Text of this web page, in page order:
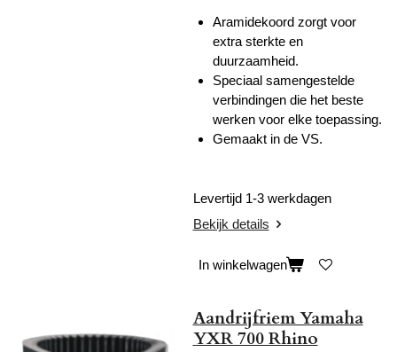
Aramidekoord zorgt voor
extra sterkte en
duurzaamheid.
Speciaal samengestelde
verbindingen die het beste
werken voor elke toepassing.
Gemaakt in de VS.
Levertijd 1-3 werkdagen
Bekijk details
In winkelwagen
Aandrijfriem Yamaha
YXR 700 Rhino